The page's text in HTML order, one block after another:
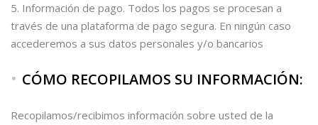
Información de pago. Todos los pagos se procesan a
través de una plataforma de pago segura. En ningún caso
accederemos a sus datos personales y/o bancarios
CÓMO RECOPILAMOS SU INFORMACIÓN:
Recopilamos/recibimos información sobre usted de la